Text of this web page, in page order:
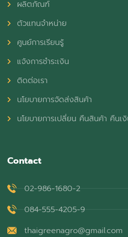
ผลิตภัณฑ์
ตัวแทนจำหน่าย
ศูนย์การเรียนรู้
แจ้งการชำระเงิน
ติดต่อเรา
นโยบายการจัดส่งสินค้า
นโยบายการเปลี่ยน คืนสินค้า คืนเ
Contact
02-986-1680-2
084-555-4205-9
thaigreenagro@gmail.com